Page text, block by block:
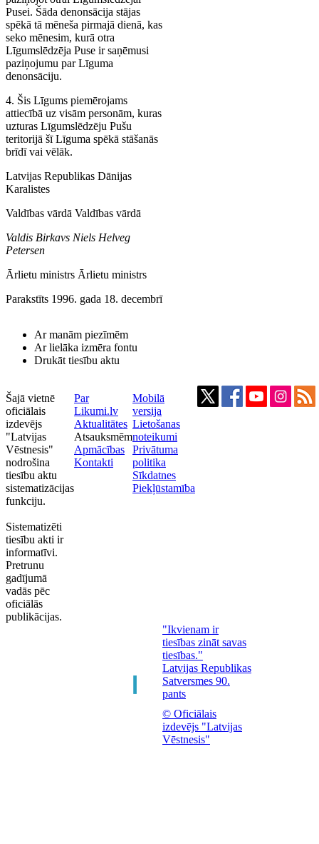
Pusei. Šāda denonsācija stājas
spēkā tā mēneša pirmajā dienā, kas
seko mēnesim, kurā otra
Līgumslēdzēja Puse ir saņēmusi
paziņojumu par Līguma
denonsāciju.
4. Šis Līgums piemērojams
attiecībā uz visām personām, kuras
uzturas Līgumslēdzēju Pušu
teritorijā šī Līguma spēkā stāšanās
brīdī vai vēlāk.
Latvijas Republikas Dānijas
Karalistes
Valdības vārdā Valdības vārdā
Valdis Birkavs Niels Helveg
Petersen
Ārlietu ministrs Ārlietu ministrs
Parakstīts 1996. gada 18. decembrī
Ar manām piezīmēm
Ar lielāka izmēra fontu
Drukāt tiesību aktu
Šajā vietnē
oficiālais
izdevējs
"Latvijas
Vēstnesis"
nodrošina
tiesību aktu
sistematizācijas
funkciju.
Sistematizēti
tiesību akti ir
informatīvi.
Pretrunu
gadījumā
vadās pēc
oficiālās
publikācijas.
Par
Likumi.lv
Aktualitātes
Atsauksmēm
Apmācības
Kontakti
Mobilā
versija
Lietošanas
noteikumi
Privātuma
politika
Sīkdatnes
Piekļūstamība
"Ikvienam ir
tiesības zināt savas
tiesības."
Latvijas Republikas
Satversmes 90.
pants
© Oficiālais
izdevējs "Latvijas
Vēstnesis"